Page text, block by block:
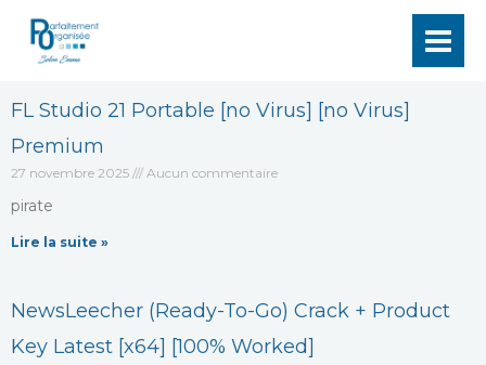
contenu
FL Studio 21 Portable [no Virus] [no Virus]
Premium
27 novembre 2025 Aucun commentaire
pirate
Lire la suite »
NewsLeecher (Ready-To-Go) Crack + Product
Key Latest [x64] [100% Worked]